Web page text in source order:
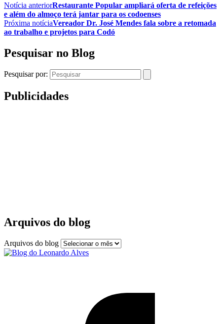
Notícia anteriorRestaurante Popular ampliará oferta de refeições
e além do almoço terá jantar para os codoenses
Próxima notíciaVereador Dr. José Mendes fala sobre a retomada
ao trabalho e projetos para Codó
Pesquisar no Blog
Pesquisar por:
Publicidades
Arquivos do blog
Arquivos do blog